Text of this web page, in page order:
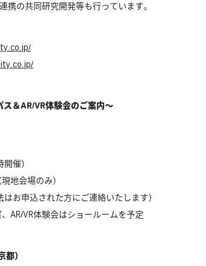
携の共同研究開発等も行っています。
＆AR/VR体験会のご案内～
催）
地会場のみ）
お申込された方にご連絡いたします）
AR/VR体験会はショールームを予定
）